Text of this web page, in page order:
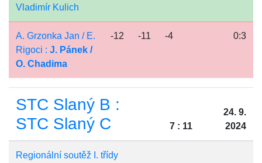
Vladimír Kulich
A. Grzonka Jan / E.
Rigoci : J. Pánek /
O. Chadima
-12 -11 -4 0:3
STC Slaný B :
STC Slaný C
7 : 11
24. 9.
2024
Regionální soutěž I. třídy